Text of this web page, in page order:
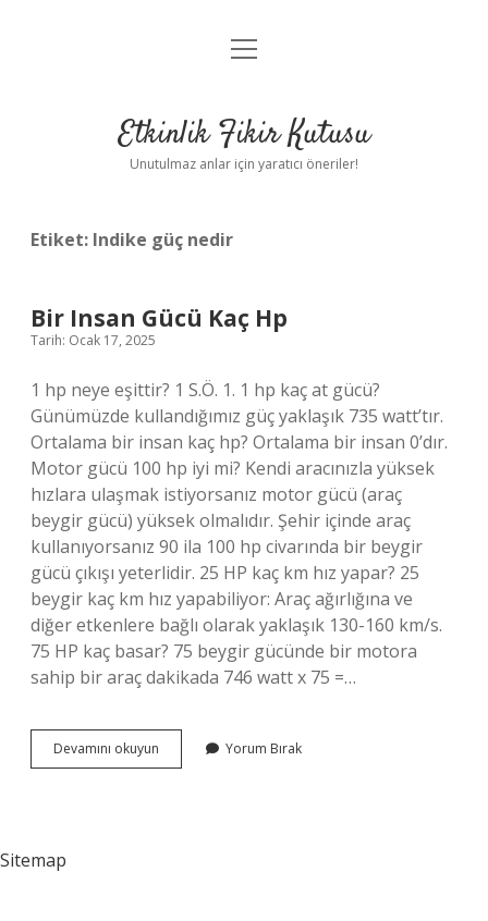
Anasayfa
Yasal Uyarı
menüyü
Etkinlik Fikir Kutusu
Unutulmaz anlar için yaratıcı öneriler!
Etiket: Indike güç nedir
Bir Insan Gücü Kaç Hp
Tarih: Ocak 17, 2025
1 hp neye eşittir? 1 S.Ö. 1. 1 hp kaç at gücü?
Günümüzde kullandığımız güç yaklaşık 735 watt’tır.
Ortalama bir insan kaç hp? Ortalama bir insan 0’dır.
Motor gücü 100 hp iyi mi? Kendi aracınızla yüksek
hızlara ulaşmak istiyorsanız motor gücü (araç
beygir gücü) yüksek olmalıdır. Şehir içinde araç
kullanıyorsanız 90 ila 100 hp civarında bir beygir
gücü çıkışı yeterlidir. 25 HP kaç km hız yapar? 25
beygir kaç km hız yapabiliyor: Araç ağırlığına ve
diğer etkenlere bağlı olarak yaklaşık 130-160 km/s.
75 HP kaç basar? 75 beygir gücünde bir motora
sahip bir araç dakikada 746 watt x 75 =…
Devamını okuyun
Insan
Yorum Bırak
Sitemap